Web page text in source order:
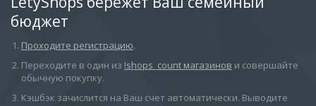
бюджет
Проходите регистрацию.
П​ереходите в один из !shops_count магазинов и совершайте
обычную покупку.
Кэшбэк зачислится на Ваш счет автоматически. Выводите